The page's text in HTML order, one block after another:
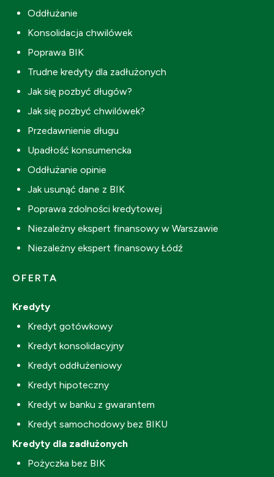
Oddłużanie
Konsolidacja chwilówek
Poprawa BIK
Trudne kredyty dla zadłużonych
Jak się pozbyć długów?
Jak się pozbyć chwilówek?
Przedawnienie długu
Upadłość konsumencka
Oddłużanie opinie
Jak usunąć dane z BIK
Poprawa zdolności kredytowej
Niezależny ekspert finansowy w Warszawie
Niezależny ekspert finansowy Łódź
OFERTA
Kredyty
Kredyt gotówkowy
Kredyt konsolidacyjny
Kredyt oddłużeniowy
Kredyt hipoteczny
Kredyt w banku z gwarantem
Kredyt samochodowy bez BIKU
Kredyty dla zadłużonych
Pożyczka bez BIK